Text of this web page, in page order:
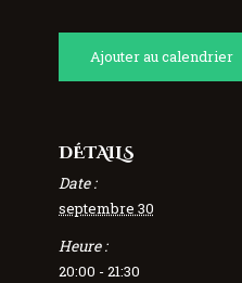
Ajouter au calendrier
DÉTAILS
Date :
septembre 30
Heure :
20:00 - 21:30